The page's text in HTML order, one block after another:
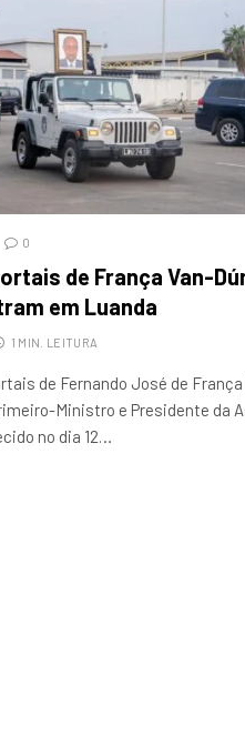
0
de França Van-
em Luanda
1 MIN. LEITURA
de Fernando José de
Ministro e Presidente da
no dia 12…